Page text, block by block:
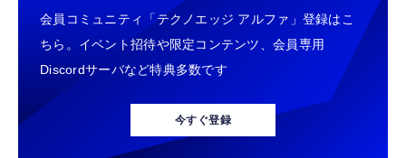
会員コミュニティ「テクノエッジ アルファ」登録はこ
ちら。イベント招待や限定コンテンツ、会員専用
Discordサーバなど特典多数です
今すぐ登録